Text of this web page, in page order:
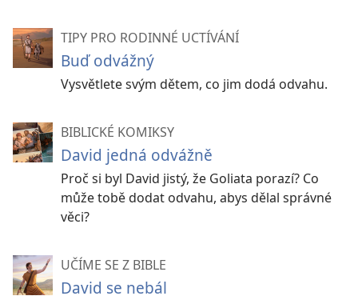
TIPY PRO RODINNÉ UCTÍVÁNÍ
Buď odvážný
Vysvětlete svým dětem, co jim dodá odvahu.
BIBLICKÉ KOMIKSY
David jedná odvážně
Proč si byl David jistý, že Goliata porazí? Co
může tobě dodat odvahu, abys dělal správné
věci?
UČÍME SE Z BIBLE
David se nebál